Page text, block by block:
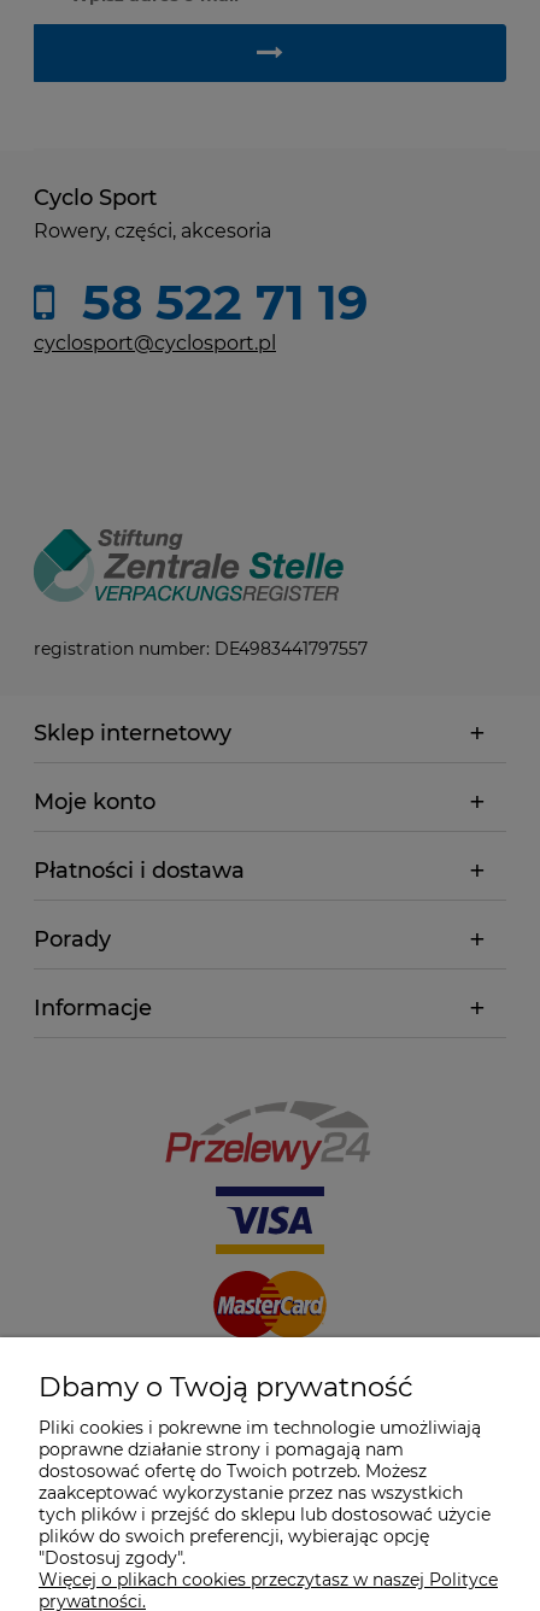
Cyclo Sport
Rowery, części, akcesoria
58 522 71 19
cyclosport@cyclosport.pl
registration number: DE4983441797557
Sklep internetowy
Moje konto
Płatności i dostawa
Porady
Informacje
Dbamy o Twoją prywatność
Pliki cookies i pokrewne im technologie umożliwiają
poprawne działanie strony i pomagają nam
dostosować ofertę do Twoich potrzeb. Możesz
zaakceptować wykorzystanie przez nas wszystkich
tych plików i przejść do sklepu lub dostosować użycie
plików do swoich preferencji, wybierając opcję
"Dostosuj zgody".
Więcej o plikach cookies przeczytasz w naszej Polityce
prywatności.